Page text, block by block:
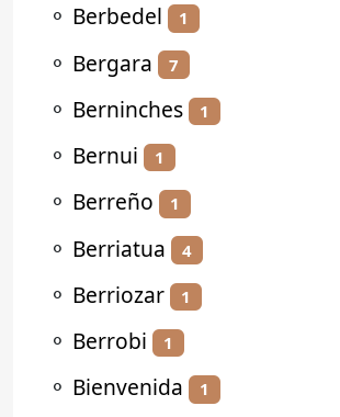
⚬ Berbedel 1
⚬ Bergara 7
⚬ Berninches 1
⚬ Bernui 1
⚬ Berreño 1
⚬ Berriatua 4
⚬ Berriozar 1
⚬ Berrobi 1
⚬ Bienvenida 1